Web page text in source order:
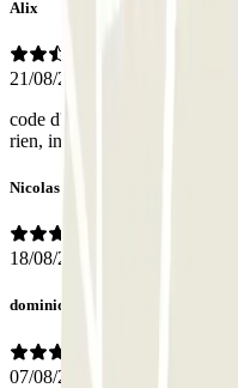
Alix
21/08/2025
code d'entrée jamais recu,
rien, interphones ne
Nicolas
18/08/2025
dominique
07/08/2025